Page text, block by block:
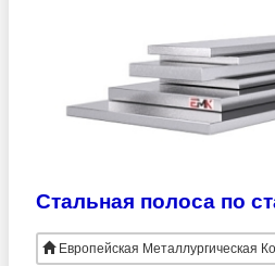
Европейская Металлургическая